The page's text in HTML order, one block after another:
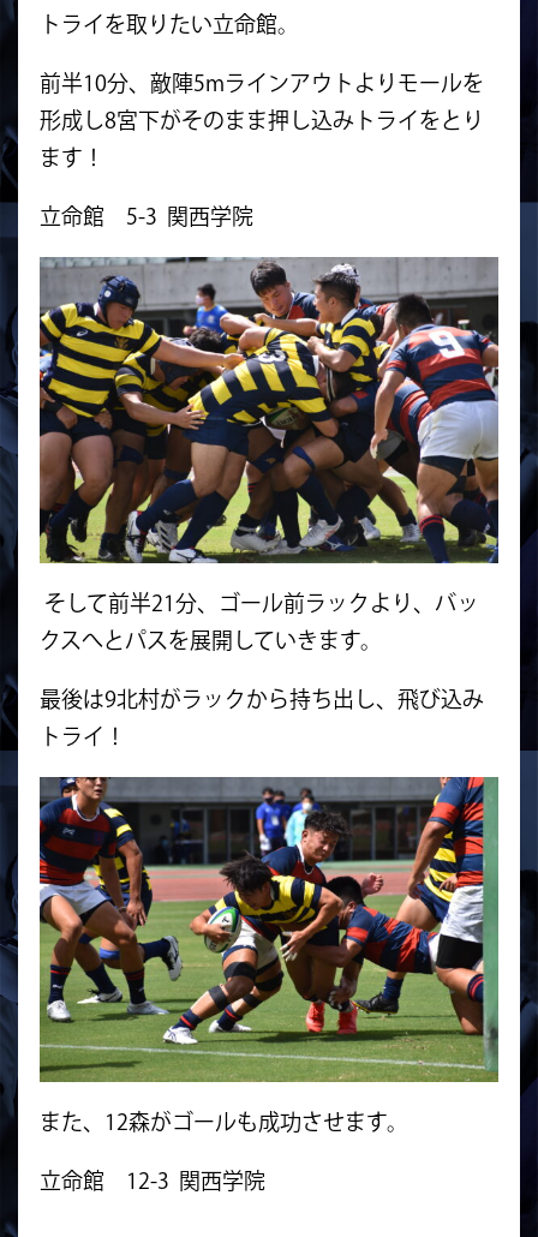
トライを取りたい立命館。
前半10分、敵陣5mラインアウトよりモールを
形成し8宮下がそのまま押し込みトライをとり
ます！
立命館 5-3 関西学院
そして前半21分、ゴール前ラックより、 バッ
クスへとパスを展開していきます。
最後は9北村がラックから持ち出し、飛び込み
トライ！
また、12森がゴールも成功させます。
立命館 12-3 関西学院